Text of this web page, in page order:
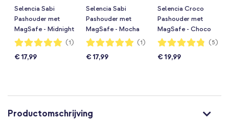
Selencia Sabi
Pashouder met
MagSafe - Midnight
Black
Waardering:
100%
(1)
€ 17,99
Selencia Sabi
Pashouder met
MagSafe - Mocha
Brown
Waardering:
100%
(1)
€ 17,99
Selencia Croco
Pashouder met
MagSafe - Choco
Brown
Waardering:
96%
(5)
€ 19,99
Productomschrijving